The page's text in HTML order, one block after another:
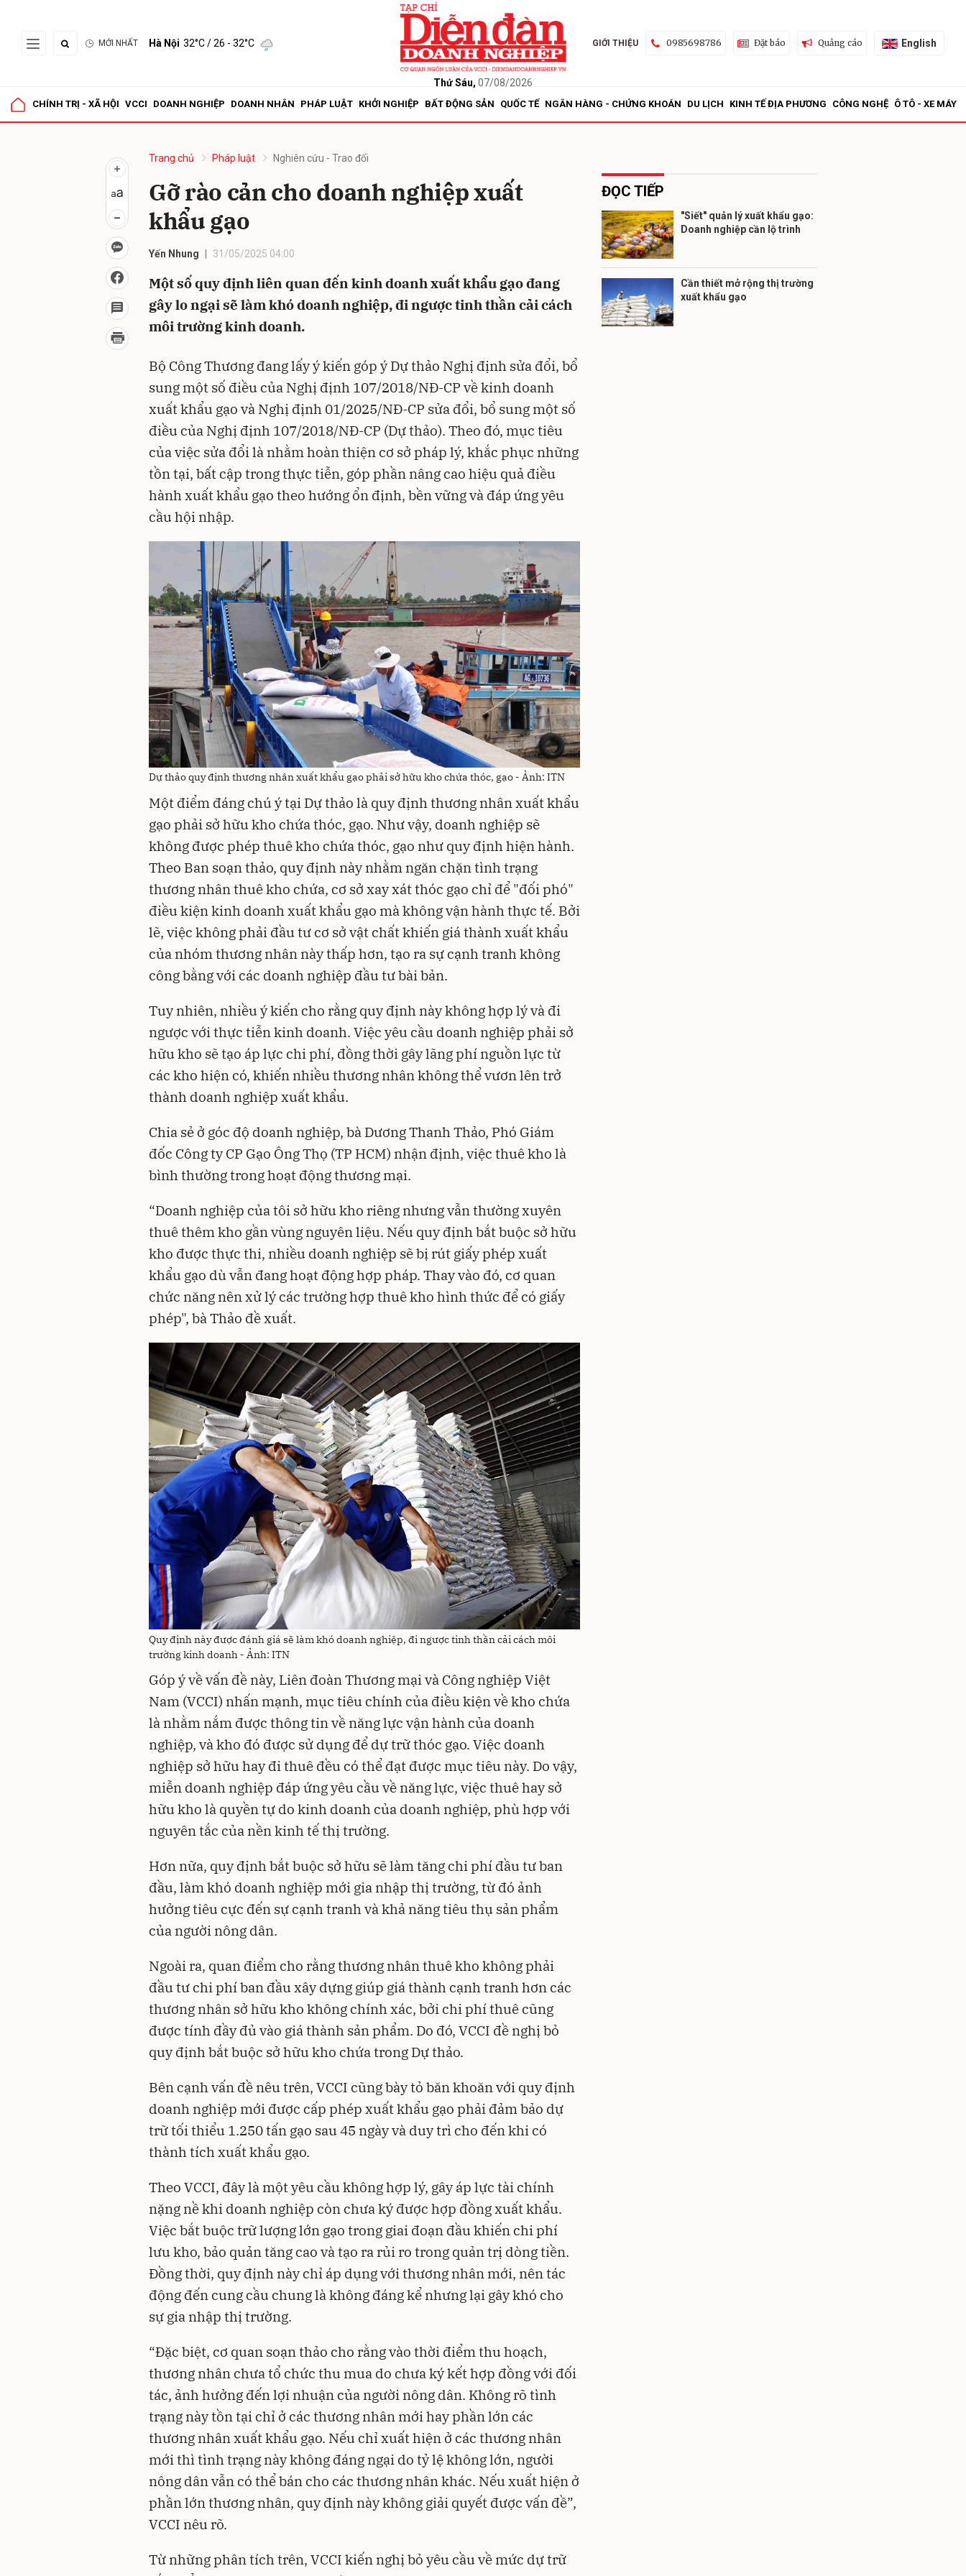
MỚI NHẤT Hà Nội 32°C/ 26 - 32°C
Thứ Sáu, 07/08/2026
GIỚI THIỆU 0985698786 Đặt báo Quảng cáo English
CHÍNH TRỊ - XÃ HỘI VCCI DOANH NGHIỆP DOANH NHÂN PHÁP LUẬT KHỞI NGHIỆP BẤT ĐỘNG SẢN QUỐC TẾ NGÂN HÀNG - CHỨNG KHOÁN DU LỊCH KINH TẾ ĐỊA PHƯƠNG CÔNG NGHỆ Ô TÔ - XE MÁY
Trang chủ Pháp luật Nghiên cứu - Trao đổi
Gỡ rào cản cho doanh nghiệp xuất
khẩu gạo
Yến Nhung 31/05/2025 04:00
Một số quy định liên quan đến kinh doanh xuất khẩu gạo đang
gây lo ngại sẽ làm khó doanh nghiệp, đi ngược tinh thần cải cách
môi trường kinh doanh.
Bộ Công Thương đang lấy ý kiến góp ý Dự thảo Nghị định sửa đổi, bổ
sung một số điều của Nghị định 107/2018/NĐ-CP về kinh doanh
xuất khẩu gạo và Nghị định 01/2025/NĐ-CP sửa đổi, bổ sung một số
điều của Nghị định 107/2018/NĐ-CP (Dự thảo). Theo đó, mục tiêu
của việc sửa đổi là nhằm hoàn thiện cơ sở pháp lý, khắc phục những
tồn tại, bất cập trong thực tiễn, góp phần nâng cao hiệu quả điều
hành xuất khẩu gạo theo hướng ổn định, bền vững và đáp ứng yêu
cầu hội nhập.
Dự thảo quy định thương nhân xuất khẩu gạo phải sở hữu kho chứa thóc, gạo - Ảnh: ITN
Một điểm đáng chú ý tại Dự thảo là quy định thương nhân xuất khẩu
gạo phải sở hữu kho chứa thóc, gạo. Như vậy, doanh nghiệp sẽ
không được phép thuê kho chứa thóc, gạo như quy định hiện hành.
Theo Ban soạn thảo, quy định này nhằm ngăn chặn tình trạng
thương nhân thuê kho chứa, cơ sở xay xát thóc gạo chỉ để "đối phó"
điều kiện kinh doanh xuất khẩu gạo mà không vận hành thực tế. Bởi
lẽ, việc không phải đầu tư cơ sở vật chất khiến giá thành xuất khẩu
của nhóm thương nhân này thấp hơn, tạo ra sự cạnh tranh không
công bằng với các doanh nghiệp đầu tư bài bản.
Tuy nhiên, nhiều ý kiến cho rằng quy định này không hợp lý và đi
ngược với thực tiễn kinh doanh. Việc yêu cầu doanh nghiệp phải sở
hữu kho sẽ tạo áp lực chi phí, đồng thời gây lãng phí nguồn lực từ
các kho hiện có, khiến nhiều thương nhân không thể vươn lên trở
thành doanh nghiệp xuất khẩu.
Chia sẻ ở góc độ doanh nghiệp, bà Dương Thanh Thảo, Phó Giám
đốc Công ty CP Gạo Ông Thọ (TP HCM) nhận định, việc thuê kho là
bình thường trong hoạt động thương mại.
“Doanh nghiệp của tôi sở hữu kho riêng nhưng vẫn thường xuyên
thuê thêm kho gần vùng nguyên liệu. Nếu quy định bắt buộc sở hữu
kho được thực thi, nhiều doanh nghiệp sẽ bị rút giấy phép xuất
khẩu gạo dù vẫn đang hoạt động hợp pháp. Thay vào đó, cơ quan
chức năng nên xử lý các trường hợp thuê kho hình thức để có giấy
phép", bà Thảo đề xuất.
Quy định này được đánh giá sẽ làm khó doanh nghiệp, đi ngược tinh thần cải cách môi
trường kinh doanh - Ảnh: ITN
Góp ý về vấn đề này, Liên đoàn Thương mại và Công nghiệp Việt
Nam (VCCI) nhấn mạnh, mục tiêu chính của điều kiện về kho chứa
là nhằm nắm được thông tin về năng lực vận hành của doanh
nghiệp, và kho đó được sử dụng để dự trữ thóc gạo. Việc doanh
nghiệp sở hữu hay đi thuê đều có thể đạt được mục tiêu này. Do vậy,
miễn doanh nghiệp đáp ứng yêu cầu về năng lực, việc thuê hay sở
hữu kho là quyền tự do kinh doanh của doanh nghiệp, phù hợp với
nguyên tắc của nền kinh tế thị trường.
Hơn nữa, quy định bắt buộc sở hữu sẽ làm tăng chi phí đầu tư ban
đầu, làm khó doanh nghiệp mới gia nhập thị trường, từ đó ảnh
hưởng tiêu cực đến sự cạnh tranh và khả năng tiêu thụ sản phẩm
của người nông dân.
Ngoài ra, quan điểm cho rằng thương nhân thuê kho không phải
đầu tư chi phí ban đầu xây dựng giúp giá thành cạnh tranh hơn các
thương nhân sở hữu kho không chính xác, bởi chi phí thuê cũng
được tính đầy đủ vào giá thành sản phẩm. Do đó, VCCI đề nghị bỏ
quy định bắt buộc sở hữu kho chứa trong Dự thảo.
Bên cạnh vấn đề nêu trên, VCCI cũng bày tỏ băn khoăn với quy định
doanh nghiệp mới được cấp phép xuất khẩu gạo phải đảm bảo dự
trữ tối thiểu 1.250 tấn gạo sau 45 ngày và duy trì cho đến khi có
thành tích xuất khẩu gạo.
Theo VCCI, đây là một yêu cầu không hợp lý, gây áp lực tài chính
nặng nề khi doanh nghiệp còn chưa ký được hợp đồng xuất khẩu.
Việc bắt buộc trữ lượng lớn gạo trong giai đoạn đầu khiến chi phí
lưu kho, bảo quản tăng cao và tạo ra rủi ro trong quản trị dòng tiền.
Đồng thời, quy định này chỉ áp dụng với thương nhân mới, nên tác
động đến cung cầu chung là không đáng kể nhưng lại gây khó cho
sự gia nhập thị trường.
“Đặc biệt, cơ quan soạn thảo cho rằng vào thời điểm thu hoạch,
thương nhân chưa tổ chức thu mua do chưa ký kết hợp đồng với đối
tác, ảnh hưởng đến lợi nhuận của người nông dân. Không rõ tình
trạng này tồn tại chỉ ở các thương nhân mới hay phần lớn các
thương nhân xuất khẩu gạo. Nếu chỉ xuất hiện ở các thương nhân
mới thì tình trạng này không đáng ngại do tỷ lệ không lớn, người
nông dân vẫn có thể bán cho các thương nhân khác. Nếu xuất hiện ở
phần lớn thương nhân, quy định này không giải quyết được vấn đề”,
VCCI nêu rõ.
Từ những phân tích trên, VCCI kiến nghị bỏ yêu cầu về mức dự trữ
ĐỌC TIẾP
"Siết" quản lý xuất khẩu gạo:
Doanh nghiệp cần lộ trình
Cần thiết mở rộng thị trường
xuất khẩu gạo
Gửi